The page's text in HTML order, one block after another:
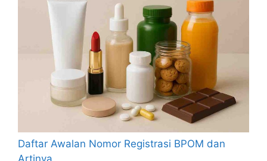
Daftar Awalan Nomor Registrasi BPOM dan